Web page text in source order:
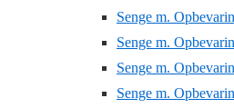
Senge m.
Senge m.
Senge m.
Senge m.